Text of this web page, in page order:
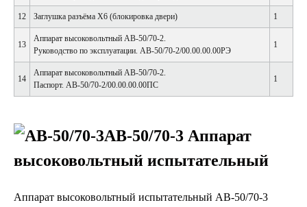
12 Заглушка разъёма Х6 (блокировка двери) 1
13
Аппарат высоковольтный АВ-50/70-2.
Руководство по эксплуатации. АВ-50/70-2/00.00.00.00РЭ
1
14
Аппарат высоковольтный АВ-50/70-2.
Паспорт. АВ-50/70-2/00.00.00.00ПС
1
АВ-50/70-3 Аппарат
высоковольтный испытательный
Аппарат высоковольтный испытательный АВ-50/70-3